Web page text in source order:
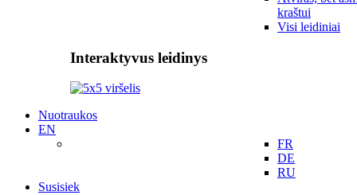
kraštui
Visi leidiniai
Interaktyvus leidinys
Nuotraukos
EN
FR
DE
RU
Susisiek